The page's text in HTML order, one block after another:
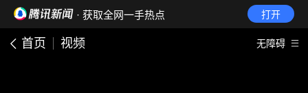
· 获取全网一手热点 打开
首页 视频 无障碍